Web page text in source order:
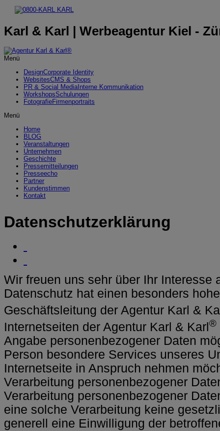
Karl & Karl | Werbeagentur Kiel -
Menü
DesignCorporate Identity
WebsitesCMS & Shops
PR & Social Media Interne Kommunikation
WorkshopsSchulungen
FotografieFirmenportraits
Menü
Home
BLOG
Veranstaltungen
Unternehmen
Geschichte
Pressemitteilungen
Presseecho
Partner
Kundenstimmen
Kontakt
Datenschutzerklärung
Wir freuen uns sehr über Ihr Interesse
Datenschutz hat einen besonders
Geschäftsleitung der Agentur Karl &
Internetseiten der Agentur Karl & Karl ®
Angabe personenbezogener Daten
Person besondere Services unseres
Internetseite in Anspruch nehmen
Verarbeitung personenbezogener
Verarbeitung personenbezogener
eine solche Verarbeitung keine
generell eine Einwilligung der